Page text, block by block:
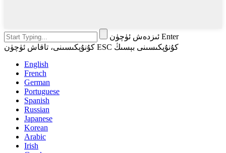
ئىزدەش ئۈچۈن Enter
كۇنۇپكىسىنى، تاقاش ئۈچۈن ESC كۇنۇپكىسىنى بېسىڭ
English
French
German
Portuguese
Spanish
Russian
Japanese
Korean
Arabic
Irish